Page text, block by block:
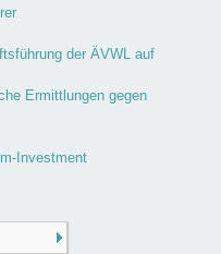
der ÄVWL auf
Ermittlungen gegen
Investment